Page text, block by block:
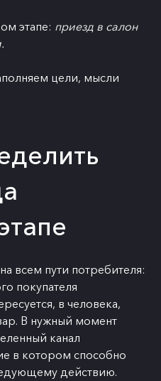
этапе: приезд в салон
цели, мысли
всем пути потребителя:
покупателя
в человека,
В нужный момент
канал
в котором способно
действию.